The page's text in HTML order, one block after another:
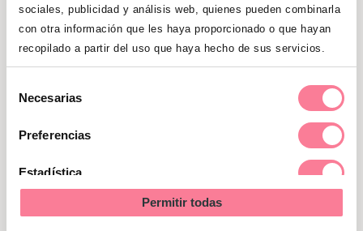
sociales, publicidad y análisis web, quienes pueden combinarla
con otra información que les haya proporcionado o que hayan
recopilado a partir del uso que haya hecho de sus servicios.
Necesarias
Preferencias
Estadística
Permitir todas
estas aplicaciones: permite contar las
contracciones y llevar un registro de su
duración y frecuencia. Además te permite
conocer el tipo de contracción que estás
teniendo. En caso de necesidad puedes
descargar el informe de las
contracciones. Está disponible en español,
coreano, francés, inglés, japonés, ruso, y